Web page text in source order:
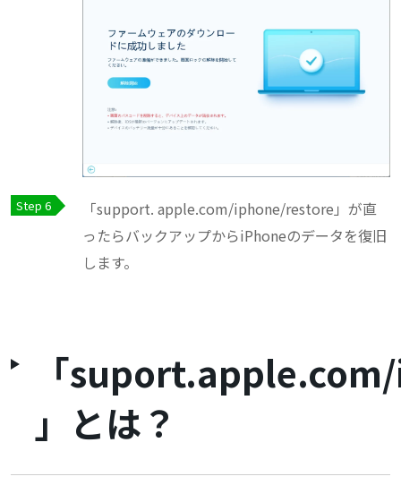
「support. apple.com/iphone/restore」が直
ったらバックアップからiPhoneのデータを復旧
します。
「
」とは？